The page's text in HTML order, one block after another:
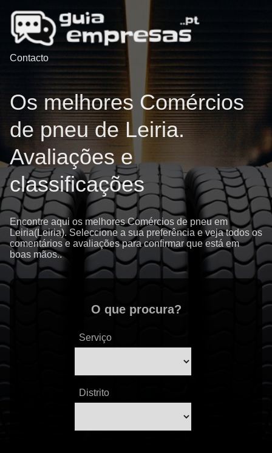
Contacto
Os melhores Comércios
de pneu de Leiria.
Avaliações e
classificações
Encontre aqui os melhores Comércios de pneu em
Leiria(Leiria). Seleccione a sua preferência e veja todos os
comentários e avaliações para confirmar que está em
boas mãos..
O que procura?
Serviço
Distrito